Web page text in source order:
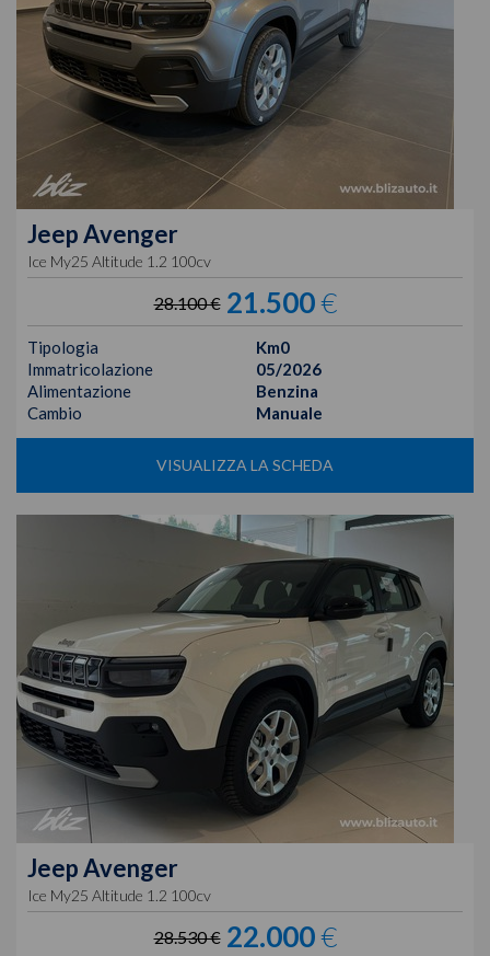
JeepAvenger
Ice My25 Altitude 1.2 100cv
28.100 € 21.500€
Tipologia
Km0
Immatricolazione
05/2026
Alimentazione
Benzina
Cambio
Manuale
VISUALIZZA LA SCHEDA
JeepAvenger
Ice My25 Altitude 1.2 100cv
28.530 € 22.000€